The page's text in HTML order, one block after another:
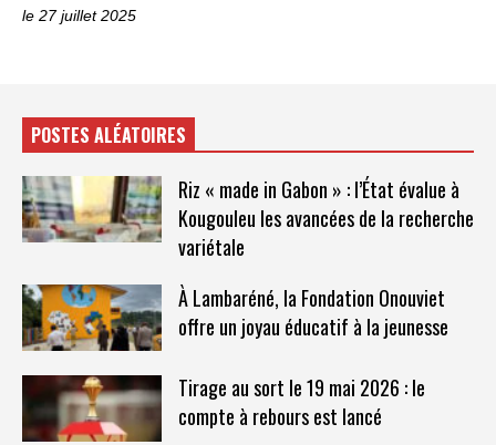
le 27 juillet 2025
POSTES ALÉATOIRES
Riz « made in Gabon » : l’État évalue à
Kougouleu les avancées de la recherche
variétale
À Lambaréné, la Fondation Onouviet
offre un joyau éducatif à la jeunesse
Tirage au sort le 19 mai 2026 : le
compte à rebours est lancé